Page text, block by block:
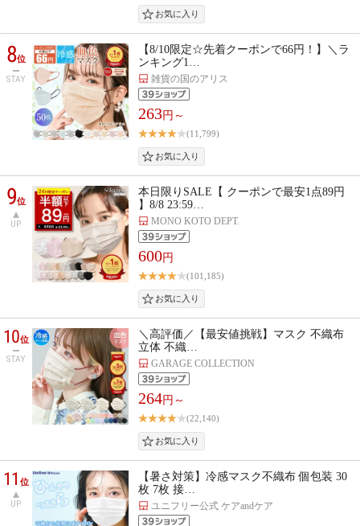
8位
STAY
【8/10限定☆先着クーポンで66円！】＼ラ
ンキング1…
雑貨の国のアリス
263円～
(11,799)
9位
UP
本日限りSALE【 クーポンで最安1点89円
】8/8 23:59…
MONO KOTO DEPT.
600円
(101,185)
10位
STAY
＼高評価／【最安値挑戦】マスク 不織布
立体 不織…
GARAGE COLLECTION
264円～
(22,140)
11位
UP
【暑さ対策】冷感マスク不織布 個包装 30
枚 7枚 接…
ユニフリー公式 ケアandケア